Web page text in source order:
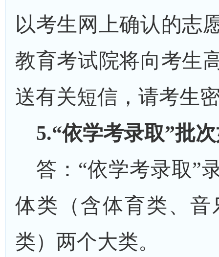
以考生网上确认的志
教育考试院将向考生
送有关短信，请考生
5.“依学考录取”批
答： “依学考录取”
体类（含体育类、
类）两个大类。